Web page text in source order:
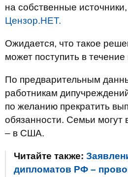
на собственные
Цензор.НЕТ.
Ожидается, что такое
может поступить в
По предварительным
работникам
по желанию прекратить
обязанности. Семьи могут
– в США.
Читайте также:
дипломатов РФ –